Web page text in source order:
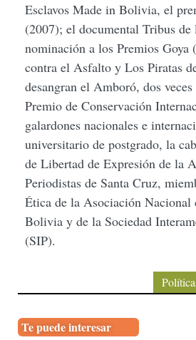
Esclavos Made in Bolivia, el
(2007); el documental Tribus
nominación a los Premios Goya
contra el Asfalto y Los Piratas
desangran el Amboró, dos
Premio de Conservación
galardones nacionales e
universitario de postgrado, la
de Libertad de Expresión de la
Periodistas de Santa Cruz,
Ética de la Asociación Nacional
Bolivia y de la Sociedad
(SIP).
Te puede interesar